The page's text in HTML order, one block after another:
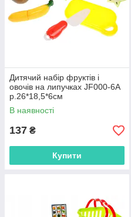
Дитячий набір фруктів і
овочів на липучках JF000-6A
р.26*18,5*6см
В наявності
137 ₴
Купити